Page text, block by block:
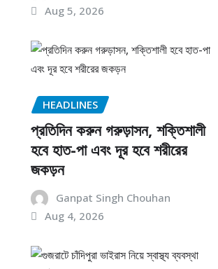
Aug 5, 2026
HEADLINES
প্রতিদিন করুন গরুড়াসন, শক্তিশালী
হবে হাত-পা এবং দূর হবে শরীরের
জকড়ন
Ganpat Singh Chouhan
Aug 4, 2026